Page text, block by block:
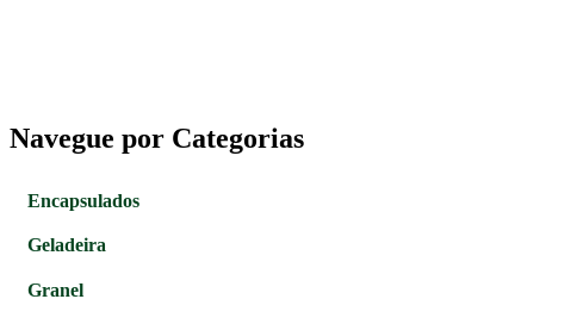
Navegue por Categorias
Encapsulados
Geladeira
Granel